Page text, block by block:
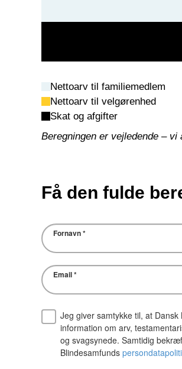
Nettoarv til familiemedlem
Nettoarv til velgørenhed
Skat og afgifter
Beregningen er vejledende –
Få den fulde